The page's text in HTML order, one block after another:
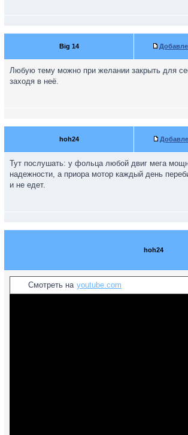
Big 14
Любую тему можно при желании закрыть для
заходя в неё.
hoh24
Тут послушать: у фольца любой двиг мега
надежности, а приора мотор каждый день
и не едет.
hoh24
Смотреть на youtube.com